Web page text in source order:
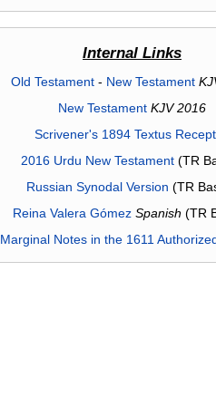
Internal Links
Old Testament- New Testament
New Testament KJV 2016
Scrivener's 1894 Textus
2016 Urdu New Testament(TR
Russian Synodal Version (TR
Reina Valera Gómez Spanish (TR
Marginal Notes in the 1611